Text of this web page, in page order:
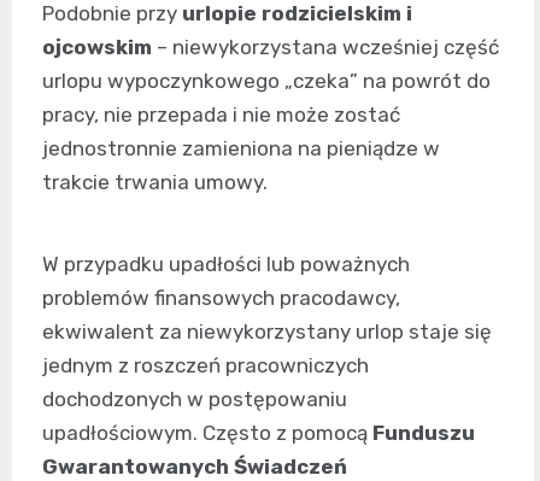
Podobnie przy urlopie rodzicielskim i
ojcowskim – niewykorzystana wcześniej część
urlopu wypoczynkowego „czeka” na powrót do
pracy, nie przepada i nie może zostać
jednostronnie zamieniona na pieniądze w
trakcie trwania umowy.
W przypadku upadłości lub poważnych
problemów finansowych pracodawcy,
ekwiwalent za niewykorzystany urlop staje się
jednym z roszczeń pracowniczych
dochodzonych w postępowaniu
upadłościowym. Często z pomocą Funduszu
Gwarantowanych Świadczeń